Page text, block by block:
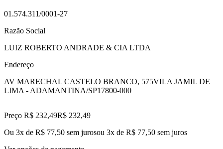
01.574.311/0001-27
Razão Social
LUIZ ROBERTO ANDRADE & CIA LTDA
Endereço
AV MARECHAL CASTELO BRANCO, 575VILA JAMIL DE
LIMA - ADAMANTINA/SP17800-000
Preço R$ 232,49R$ 232,49
Ou 3x de R$ 77,50 sem jurosou 3x de R$ 77,50 sem juros